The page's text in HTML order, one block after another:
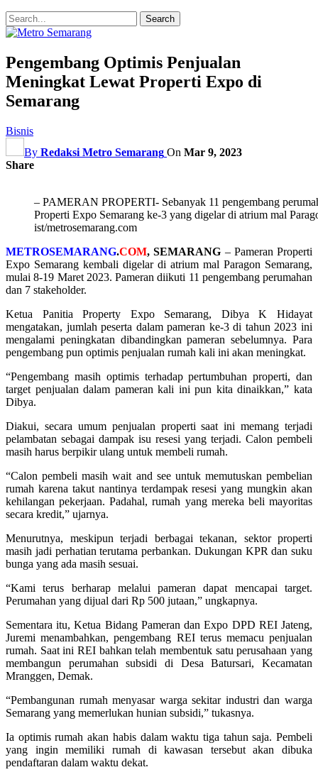
Pengembang Optimis Penjualan
Meningkat Lewat Properti Expo di
Semarang
Bisnis
By Redaksi Metro Semarang On Mar 9, 2023
Share
– PAMERAN PROPERTI- Sebanyak 11 pengembang
Properti Expo Semarang ke-3 yang digelar di atrium mal
ist/metrosemarang.com
METROSEMARANG.COM, SEMARANG – Pameran Properti
Expo Semarang kembali digelar di atrium mal Paragon Semarang,
mulai 8-19 Maret 2023. Pameran diikuti 11 pengembang perumahan
dan 7 stakeholder.
Ketua Panitia Property Expo Semarang, Dibya K Hidayat
mengatakan, jumlah peserta dalam pameran ke-3 di tahun 2023 ini
mengalami peningkatan dibandingkan pameran sebelumnya. Para
pengembang pun optimis penjualan rumah kali ini akan meningkat.
“Pengembang masih optimis terhadap pertumbuhan properti, dan
target penjualan dalam pameran kali ini pun kita dinaikkan,” kata
Dibya.
Diakui, secara umum penjualan properti saat ini memang terjadi
pelambatan sebagai dampak isu resesi yang terjadi. Calon pembeli
masih harus berpikir ulang untuk membeli rumah.
“Calon pembeli masih wait and see untuk memutuskan pembelian
rumah karena takut nantinya terdampak resesi yang mungkin akan
kehilangan pekerjaan. Padahal, rumah yang mereka beli mayoritas
secara kredit,” ujarnya.
Menurutnya, meskipun terjadi berbagai tekanan, sektor properti
masih jadi perhatian terutama perbankan. Dukungan KPR dan suku
bunga yang ada masih sesuai.
“Kami terus berharap melalui pameran dapat mencapai target.
Perumahan yang dijual dari Rp 500 jutaan,” ungkapnya.
Sementara itu, Ketua Bidang Pameran dan Expo DPD REI Jateng,
Juremi menambahkan, pengembang REI terus memacu penjualan
rumah. Saat ini REI bahkan telah membentuk satu perusahaan yang
membangun perumahan subsidi di Desa Batursari, Kecamatan
Mranggen, Demak.
“Pembangunan rumah menyasar warga sekitar industri dan warga
Semarang yang memerlukan hunian subsidi,” tukasnya.
Ia optimis rumah akan habis dalam waktu tiga tahun saja. Pembeli
yang ingin memiliki rumah di kawasan tersebut akan dibuka
pendaftaran dalam waktu dekat.